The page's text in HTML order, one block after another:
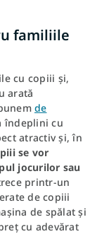
familiile
cu copiii și,
arată
de
îndeplini cu
atractiv și, în
se vor
jocurilor sau
printr-un
de copiii
de spălat și
cu adevărat